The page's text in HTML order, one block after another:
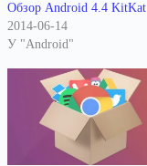
Обзор Android 4.4 KitKat
2014-06-14
У "Android"